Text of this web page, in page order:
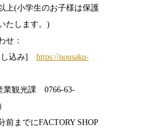
上(小学生のお子様は保護
たします。)
せ：
し込み] https://nousaku-
観光課 0766-63-
までにFACTORY SHOP